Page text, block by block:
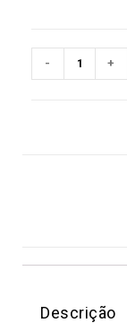
- +
Descrição